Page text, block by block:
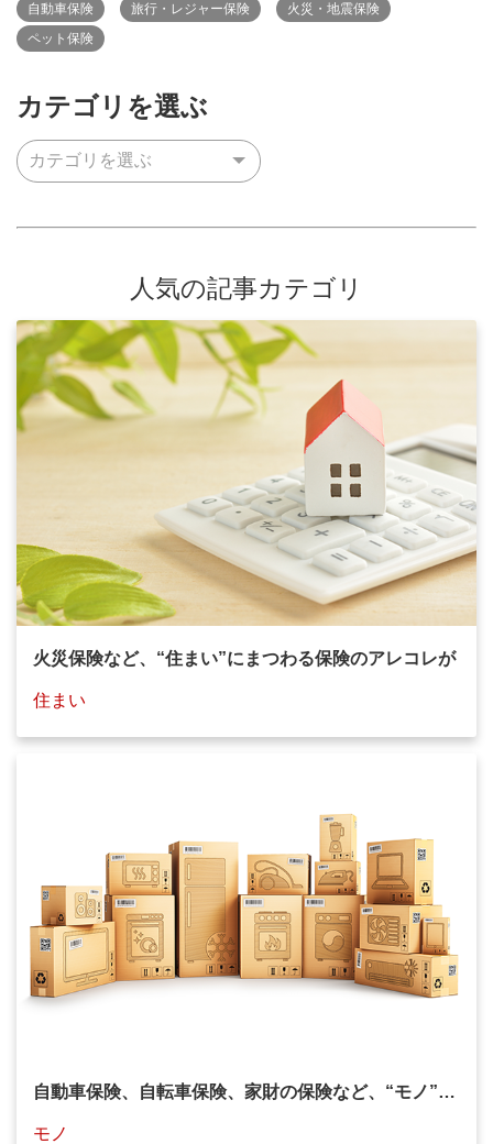
自動車保険 旅行・レジャー保険
火災・地震保険
ペット保険
カテゴリを選ぶ
人気の記事カテゴリ
火災保険など、“住まい”にまつわる保険のアレコレが
住まい
自動車保険、自転車保険、家財の保険など、 “モノ”…
モノ